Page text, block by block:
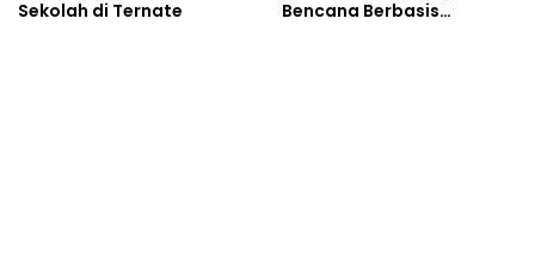
Sekolah di Ternate
Bencana Berbasis